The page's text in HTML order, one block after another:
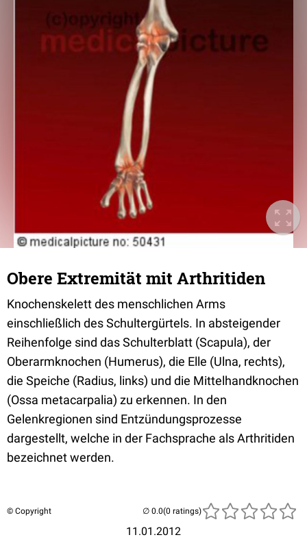
Obere Extremität mit Arthritiden
Knochenskelett des menschlichen Arms
einschließlich des Schultergürtels. In absteigender
Reihenfolge sind das Schulterblatt (Scapula), der
Oberarmknochen (Humerus), die Elle (Ulna, rechts),
die Speiche (Radius, links) und die Mittelhandknochen
(Ossa metacarpalia) zu erkennen. In den
Gelenkregionen sind Entzündungsprozesse
dargestellt, welche in der Fachsprache als Arthritiden
bezeichnet werden.
© Copyright
11.01.2012
(0 ratings)